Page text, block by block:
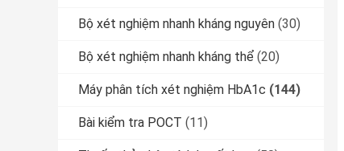
Bộ xét nghiệm nhanh kháng nguyên (30)
Bộ xét nghiệm nhanh kháng thể (20)
Máy phân tích xét nghiệm HbA1c (144)
Bài kiểm tra POCT (11)